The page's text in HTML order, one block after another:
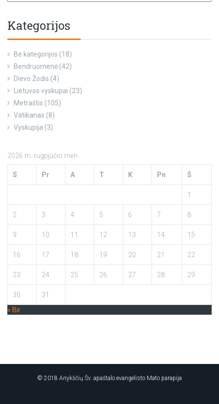
Kategorijos
Be kategorijos (18)
Bendruomenė (42)
Dievo Žodis (4)
Lietuvos vyskupai (23)
Metraštis (105)
Vatikanas (8)
Vyskupija (3)
2026 m. rugpjūčio mėn.
S Pr A T K Pn Š
1
2 3 4 5 6 7 8
9 10 11 12 13 14 15
16 17 18 19 20 21 22
23 24 25 26 27 28 29
30
31
« Bir
© 2018 Anykščių Šv. apaštalo evangelisto Mato parapija